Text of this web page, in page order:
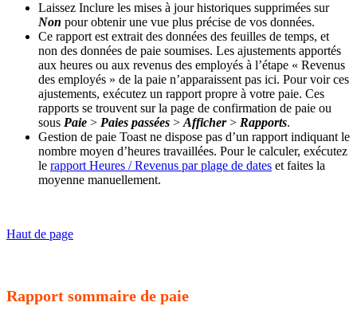
Laissez Inclure les mises à jour historiques supprimées sur
Non pour obtenir une vue plus précise de vos données.
Ce rapport est extrait des données des feuilles de temps, et
non des données de paie soumises. Les ajustements apportés
aux heures ou aux revenus des employés à l’étape « Revenus
des employés » de la paie n’apparaissent pas ici. Pour voir ces
ajustements, exécutez un rapport propre à votre paie. Ces
rapports se trouvent sur la page de confirmation de paie ou
sous Paie > Paies passées > Afficher> Rapports.
Gestion de paie Toast ne dispose pas d’un rapport indiquant le
nombre moyen d’heures travaillées. Pour le calculer, exécutez
le rapport Heures / Revenus par plage de dates et faites la
moyenne manuellement.
Haut de page
Rapport sommaire de paie